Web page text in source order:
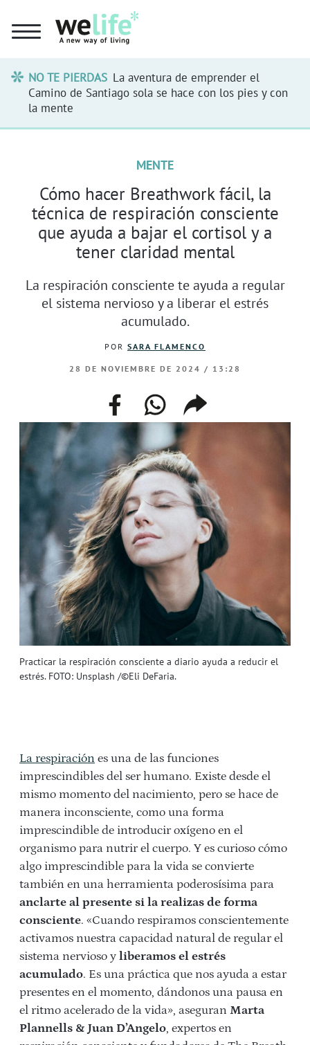
NO TE PIERDAS La aventura de emprender el
Camino de Santiago sola se hace con los pies y con
la mente
Practicar la respiración consciente a diario ayuda a reducir el
estrés. FOTO: Unsplash /©Eli DeFaria.
MENTE
Cómo hacer Breathwork fácil, la
técnica de respiración consciente
que ayuda a bajar el cortisol y a
tener claridad mental
La respiración consciente te ayuda a regular
el sistema nervioso y a liberar el estrés
acumulado.
POR SARA FLAMENCO
28 DE NOVIEMBRE DE 2024 / 13:28
facebookwhatsappcompartir
enlace
La respiración es una de las funciones
imprescindibles del ser humano. Existe desde el
mismo momento del nacimiento, pero se hace de
manera inconsciente, como una forma
imprescindible de introducir oxígeno en el
organismo para nutrir el cuerpo. Y es curioso cómo
algo imprescindible para la vida se convierte
también en una herramienta poderosísima para
anclarte al presente si la realizas de forma
consciente. «Cuando respiramos conscientemente
activamos nuestra capacidad natural de regular el
sistema nervioso y liberamos el estrés
acumulado. Es una práctica que nos ayuda a estar
presentes en el momento, dándonos una pausa en
el ritmo acelerado de la vida», aseguran Marta
Plannells & Juan D’Angelo, expertos en